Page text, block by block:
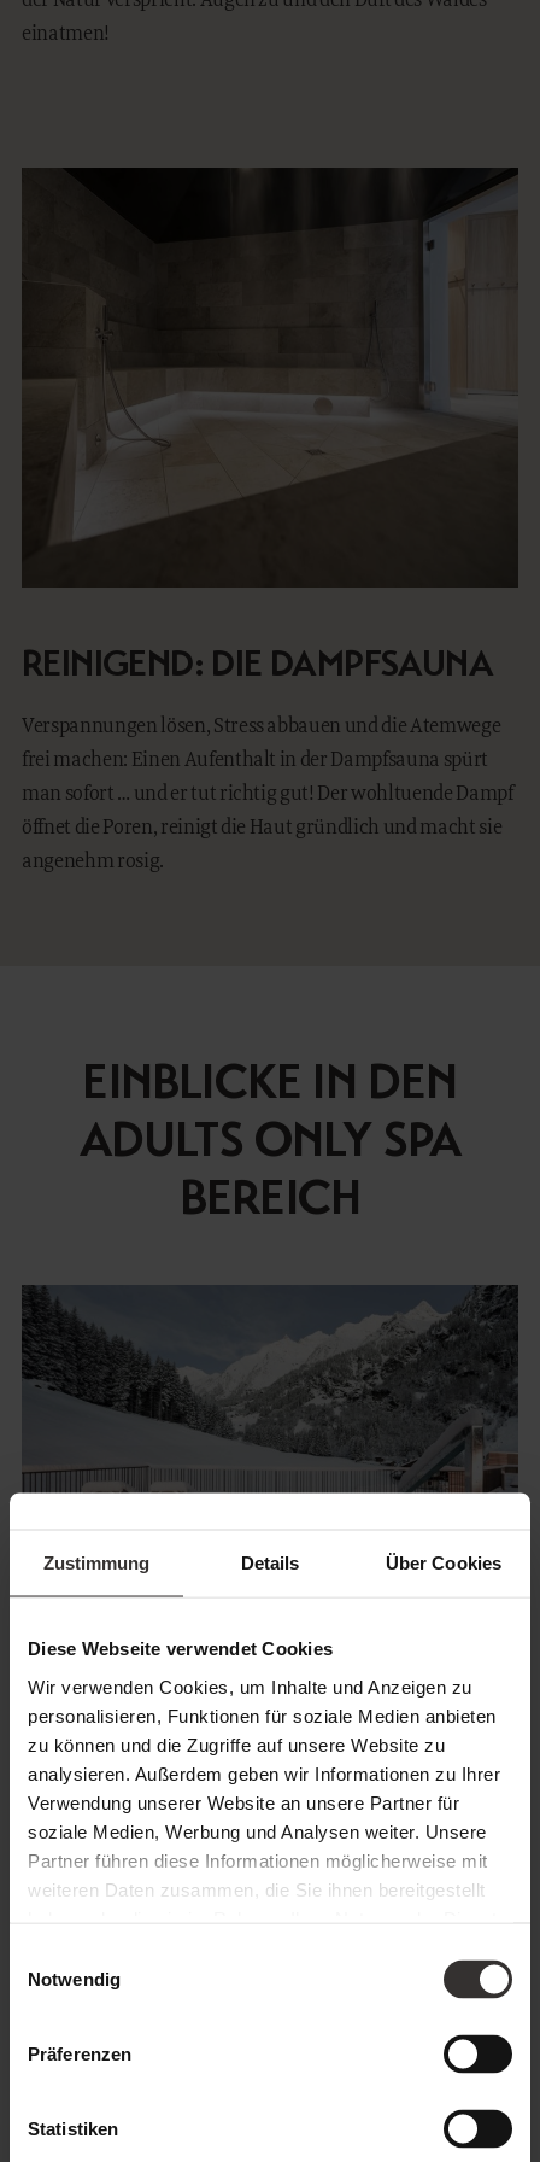
Zustimmung Details Über Cookies
Diese Webseite verwendet Cookies
Wir verwenden Cookies, um Inhalte und Anzeigen zu
personalisieren, Funktionen für soziale Medien anbieten
zu können und die Zugriffe auf unsere Website zu
analysieren. Außerdem geben wir Informationen zu Ihrer
Verwendung unserer Website an unsere Partner für
soziale Medien, Werbung und Analysen weiter. Unsere
Partner führen diese Informationen möglicherweise mit
weiteren Daten zusammen, die Sie ihnen bereitgestellt
Notwendig
Präferenzen
Statistiken
einatmen!
REINIGEND: DIE DAMPFSAUNA
Verspannungen lösen, Stress abbauen und die Atemwege
frei machen: Einen Aufenthalt in der Dampfsauna spürt
man sofort … und er tut richtig gut! Der wohltuende Dampf
öffnet die Poren, reinigt die Haut gründlich und macht sie
angenehm rosig.
EINBLICKE IN DEN
ADULTS ONLY SPA
BEREICH